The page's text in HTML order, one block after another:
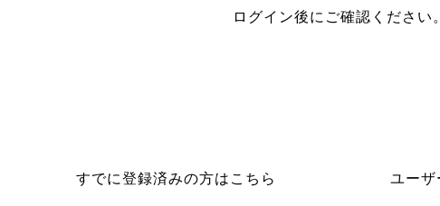
イントとは
ログイン後にご確認ください。
すでに登録済みの方はこちら ユーザ